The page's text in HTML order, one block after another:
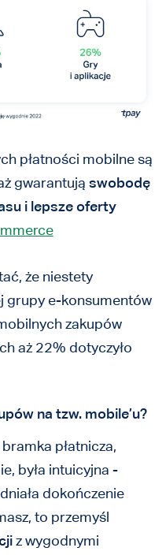
płatności mobilne są
gwarantują swobodę
i lepsze oferty
że niestety
grupy e-konsumentów
zakupów
aż 22% dotyczyło
na tzw. mobile’u?
płatnicza,
była intuicyjna -
dokończenie
to przemyśl
z wygodnymi